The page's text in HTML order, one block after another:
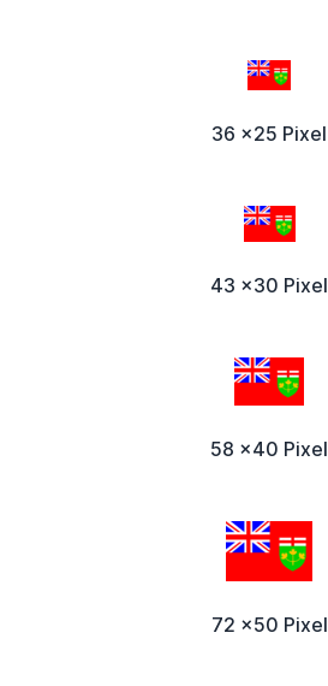
36 x25 Pixel
43 x30 Pixel
58 x40 Pixel
72 x50 Pixel